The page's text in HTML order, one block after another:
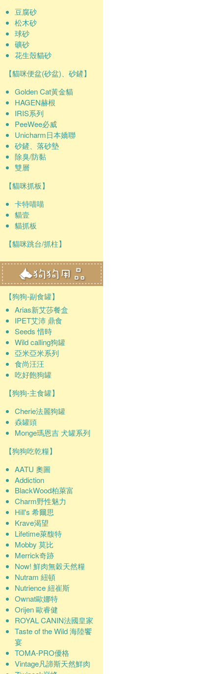
豆腐砂
松木砂
球砂
礦砂
花生殼貓砂
【貓咪便盆(砂盆)、砂鏟】
Golden Cat黃金貓
HAGEN赫根
IRIS系列
PeeWee必威
Unicharm日本嬌聯
砂鏟、落砂墊
除臭/防黏
雙層
【貓咪抓板】
卡特喵喵
貓壹
貓抓板
【貓咪跳台/抓柱】
【狗狗-副食罐】
Arias新艾莎餐盒
IPET艾沛 鼎食
Seeds 惜時
Wild calling狗罐
亞米亞米系列
食尚汪汪
吃好飽狗罐
【狗狗-主食罐】
Cherie法麗狗罐
猋罐頭
Monge瑪恩吉 犬罐系列
【狗狗吃乾糧】
AATU 奧圖
Addiction
BlackWood柏萊富
Charm野性魅力
Hill's 希爾思
Krave渴望
Lifetime萊馥特
Mobby 莫比
Merrick奇跡
Now! 鮮肉無穀天然糧
Nutram 紐頓
Nutrience 紐崔斯
Ownat歐娜特
Orijen 歐睿健
ROYAL CANIN法國皇家
Taste of the Wild 海陸饗
宴
TOMA-PRO優格
Vintage凡諦斯天然鮮肉